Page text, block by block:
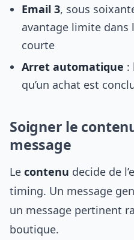
Email 3, sous
avantage limite dans
courte
Arret automatique :
qu’un achat est
Soigner le
message
Le contenu decide de
timing. Un message
un message pertinent
boutique.